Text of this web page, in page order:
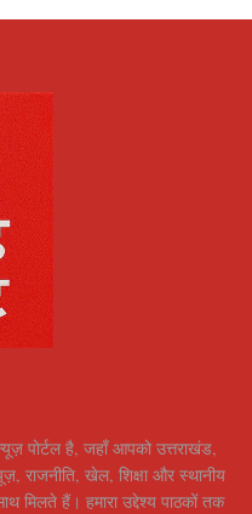
पोर्टल है, जहाँ आपको उत्तराखंड,
राजनीति, खेल, शिक्षा और स्थानीय
हैं। हमारा उद्देश्य पाठकों तक